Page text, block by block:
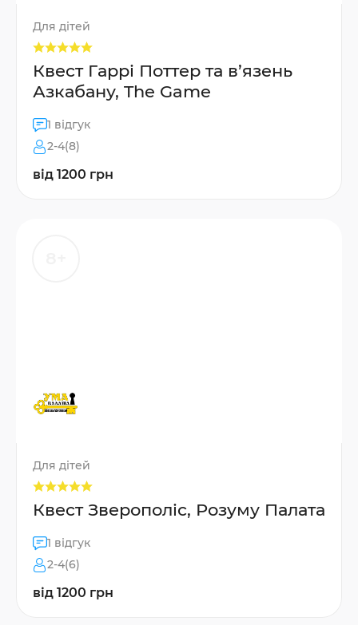
Для дітей
Квест Гаррі Поттер та в’язень
Азкабану, The Game
1 відгук
2-4(8)
від 1200 грн
Для дітей
Квест Зверополіс, Розуму Палата
1 відгук
2-4(6)
від 1200 грн